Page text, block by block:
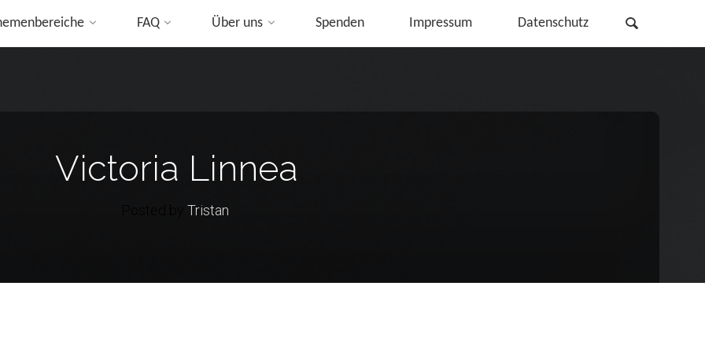
FAQ Über uns Spenden Impressum Datenschutz
Victoria Linnea
Tristan